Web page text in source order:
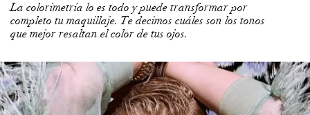
La colorimetría lo es todo y puede transformar por
completo tu maquillaje. Te decimos cuáles son los tonos
que mejor resaltan el color de tus ojos.